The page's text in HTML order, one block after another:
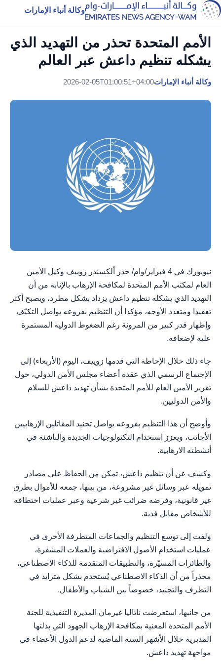
وكالة أنباء الإمارات
الأمم المتحدة تحذر من التهديد الذي
يشكله تنظيم داعش عبر العالم
وكالة أنباء الإمارات2026-02-05T01:00:51+04:00
نيويورك في 4 فبراير/وام/ حذر ألكسندر زوييف وكيل الأمين
العام لمكتب الأمم المتحدة لمكافحة الإرهاب بالإنابة من أن
التهديد الذي يشكله تنظيم داعش يزداد بشكل مطرد، ويصبح أكثر
تعقيدا ومتعدد الأوجه، مؤكدا أن التنظيم بفروعه يواصل التكيّف
وإظهار قدر كبير من المرونة رغم الضغوط الدولية المستمرة
عليه لإضعافه.
جاء ذلك خلال الإحاطة التي قدمها زوييف، اليوم (الأربعاء) إلى
الإجتماع الرسمي الذي عقده أعضاء مجلس الأمن الدولي، حول
تقرير الأمين العام للأمم المتحدة بشأن تهديد داعش للسلام
والأمن الدوليين.
وأوضح أن هذا التنظيم بفروعه يواصل تجنيد المقاتلين الإرهابيين
الأجانب، ويعزز استخدام التكنولوجيات الجديدة والناشئة في
أنشطته الارهابية.
وكشف عن أن تنظيم داعش، تمكن من الحفاظ على مصادر
تمويله عبر وسائل غير مشروعة، من بينها، جمعه للأموال بطرق
غير قانونية، وفرضه ضرائب غير شرعية وعبر عمليات اختطافه
للأشخاص مقابل فدية.
ولفت إلى توسع التنظيم والجماعات المتطرفة الأخرى في
عمليات استخدام الأصول الافتراضية والعملات المشفرة،
والطائرات المسيّرة، والتطبيقات المتقدمة للذكاء الاصطناعي،
محذراً من أن الذكاء الاصطناعي يُستخدم بشكل متزايد في
التطرف والتجنيد، خصوصاً بين الشباب والأطفال.
من جانبها، استعرضت ناتاليا غيرمان المديرة التنفيذية للجنة
الأمم المتحدة المعنية بمكافحة الإرهاب الجهود التي بذلتها
المديرية خلال الأشهر الستة الماضية لدعم الدول الأعضاء في
مواجهة تهديد داعش.